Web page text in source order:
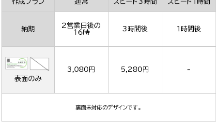
作成プラン 通常 スピード3時間 スピード1時間
納期
2営業日後の
16時
3時間後 1時間後
表面のみ
3,080円 5,280円 -
裏面未対応のデザインです。